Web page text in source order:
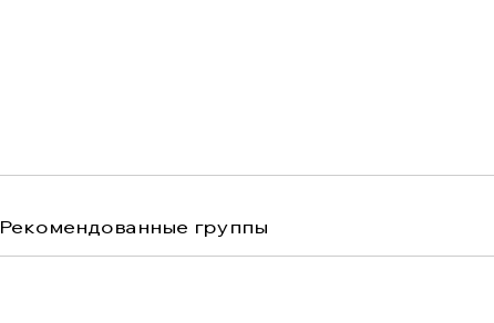
Рекомендованные группы